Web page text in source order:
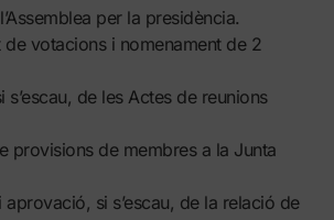
per la presidència.
de votacions i nomenament de 2
s’escau, de les Actes de reunions
provisions de membres a la Junta
aprovació, si s’escau, de la relació de